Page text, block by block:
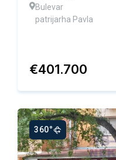
Bulevar
patrijarha Pavla
€401.700
360°